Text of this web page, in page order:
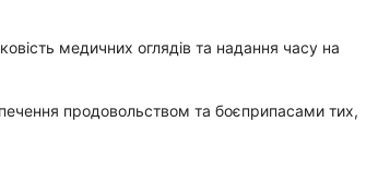
медичних оглядів та надання часу на
продовольством та боєприпасами тих,